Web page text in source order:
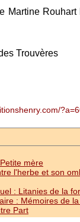
manuscrits
du Prix des...
du 13
Trouvères
va l'enfance à
Bloyet Et
Martine Rouhart
Trouvères
mère
l'herbe et son
: Litanies de la
: Mémoires de
Part